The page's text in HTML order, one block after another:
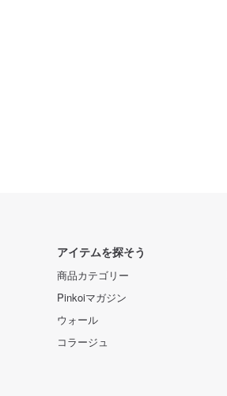
アイテムを探そう
商品カテゴリー
Pinkoiマガジン
ウォール
コラージュ